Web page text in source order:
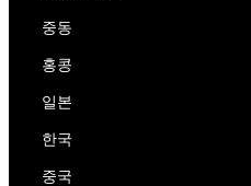
중동
홍콩
일본
한국
중국